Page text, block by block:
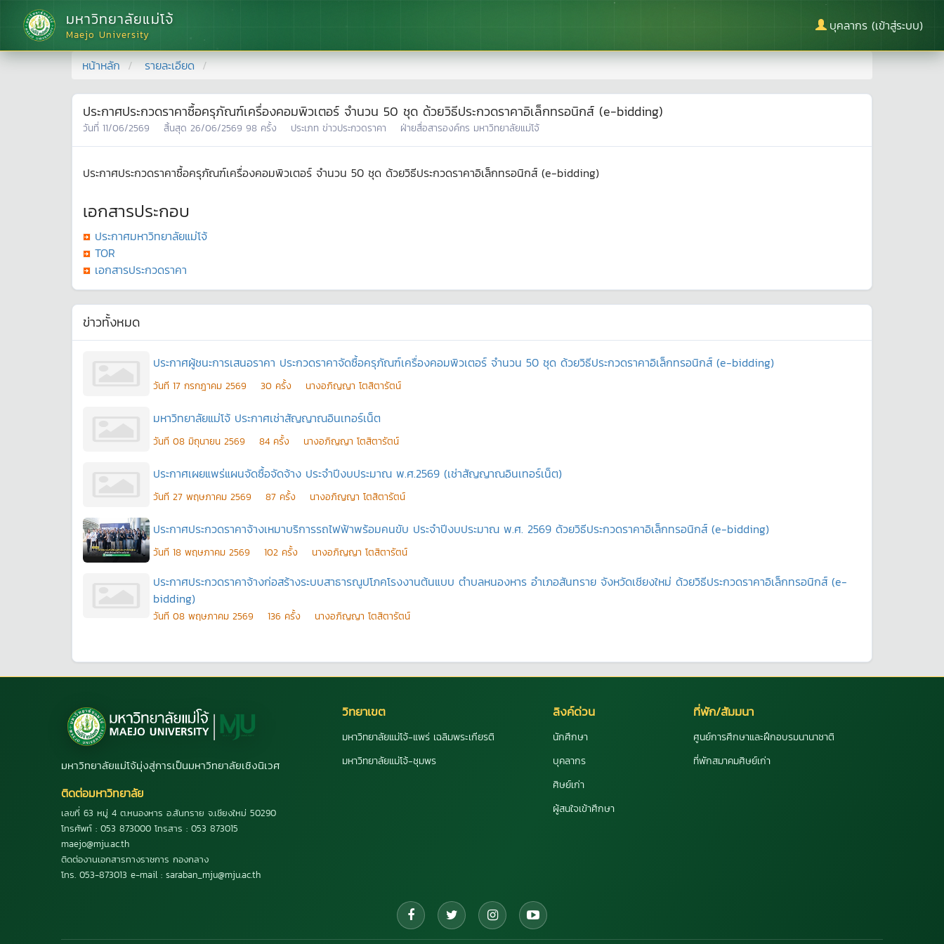
มหาวิทยาลัยแม่โจ้
Maejo University
บุคลากร (เข้าสู่ระบบ)
หน้าหลัก รายละเอียด
ประกาศประกวดราคาซื้อครุภัณฑ์เครื่องคอมพิวเตอร์ จำนวน 50 ชุด ด้วยวิธีประกวดราคาอิเล็กทรอนิกส์ (e-bidding)
วันที่ 11/06/2569 สิ้นสุด 26/06/2569 98 ครั้ง ประเภท ข่าวประกวดราคา ฝ่ายสื่อสารองค์กร มหาวิทยาลัยแม่โจ้
ประกาศประกวดราคาซื้อครุภัณฑ์เครื่องคอมพิวเตอร์ จำนวน 50 ชุด ด้วยวิธีประกวดราคาอิเล็กทรอนิกส์ (e-bidding)
เอกสารประกอบ
ประกาศมหาวิทยาลัยแม่โจ้
TOR
เอกสารประกวดราคา
ข่าวทั้งหมด
ประกาศผู้ชนะการเสนอราคา ประกวดราคาจัดซื้อครุภัณฑ์เครื่องคอมพิวเตอร์ จำนวน 50 ชุด ด้วยวิธีประกวดราคาอิเล็กทรอนิกส์ (e-bidding)
วันที 17 กรกฎาคม 2569 30 ครั้ง นางอภิญญา โตสิตารัตน์
มหาวิทยาลัยแม่โจ้ ประกาศเช่าสัญญาณอินเทอร์เน็ต
วันที 08 มิถุนายน 2569 84 ครั้ง นางอภิญญา โตสิตารัตน์
ประกาศเผยแพร่แผนจัดซื้อจัดจ้าง ประจำปีงบประมาณ พ.ศ.2569 (เช่าสัญญาณอินเทอร์เน็ต)
วันที 27 พฤษภาคม 2569 87 ครั้ง นางอภิญญา โตสิตารัตน์
ประกาศประกวดราคาจ้างเหมาบริการรถไฟฟ้าพร้อมคนขับ ประจำปีงบประมาณ พ.ศ. 2569 ด้วยวิธีประกวดราคาอิเล็กทรอนิกส์ (e-bidding)
วันที 18 พฤษภาคม 2569 102 ครั้ง นางอภิญญา โตสิตารัตน์
ประกาศประกวดราคาจ้างก่อสร้างระบบสาธารณูปโภคโรงงานต้นแบบ ตำบลหนองหาร อำเภอสันทราย จังหวัดเชียงใหม่ ด้วยวิธีประกวดราคาอิเล็กทรอนิกส์ (e-
bidding)
วันที 08 พฤษภาคม 2569 136 ครั้ง นางอภิญญา โตสิตารัตน์
มหาวิทยาลัยแม่โจ้มุ่งสู่การเป็นมหาวิทยาลัยเชิงนิเวศ
ติดต่อมหาวิทยาลัย
เลขที่ 63 หมู่ 4 ต.หนองหาร อ.สันทราย จ.เชียงใหม่ 50290
โทรศัพท์ : 053 873000 โทรสาร : 053 873015
maejo@mju.ac.th
ติดต่องานเอกสารทางราชการ กองกลาง
โทร. 053-873013 e-mail : saraban_mju@mju.ac.th
วิทยาเขต
มหาวิทยาลัยแม่โจ้-แพร่ เฉลิมพระเกียรติ
มหาวิทยาลัยแม่โจ้-ชุมพร
ลิงค์ด่วน
นักศึกษา
บุคลากร
ศิษย์เก่า
ผู้สนใจเข้าศึกษา
ที่พัก/สัมมนา
ศูนย์การศึกษาและฝึกอบรมนานาชาติ
ที่พักสมาคมศิษย์เก่า